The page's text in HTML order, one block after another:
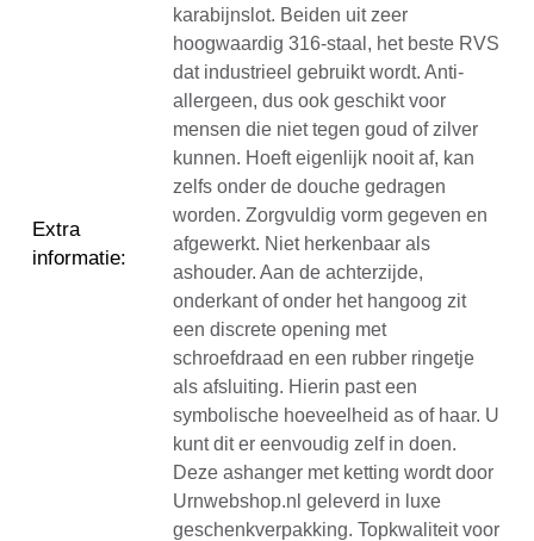
Extra
informatie:
karabijnslot. Beiden uit zeer
hoogwaardig 316-staal, het beste RVS
dat industrieel gebruikt wordt. Anti-
allergeen, dus ook geschikt voor
mensen die niet tegen goud of zilver
kunnen. Hoeft eigenlijk nooit af, kan
zelfs onder de douche gedragen
worden. Zorgvuldig vorm gegeven en
afgewerkt. Niet herkenbaar als
ashouder. Aan de achterzijde,
onderkant of onder het hangoog zit
een discrete opening met
schroefdraad en een rubber ringetje
als afsluiting. Hierin past een
symbolische hoeveelheid as of haar. U
kunt dit er eenvoudig zelf in doen.
Deze ashanger met ketting wordt door
Urnwebshop.nl geleverd in luxe
geschenkverpakking. Topkwaliteit voor